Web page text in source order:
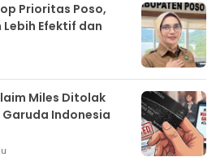
Prioritas Poso,
Efektif dan
Miles Ditolak
Indonesia